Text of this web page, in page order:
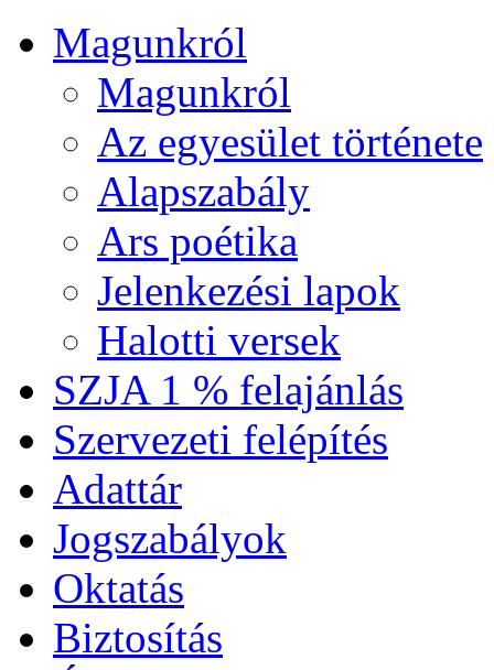
Magunkról
Magunkról
Az egyesület története
Alapszabály
Ars poétika
Jelenkezési lapok
Halotti versek
SZJA 1 % felajánlás
Szervezeti felépítés
Adattár
Jogszabályok
Oktatás
Biztosítás